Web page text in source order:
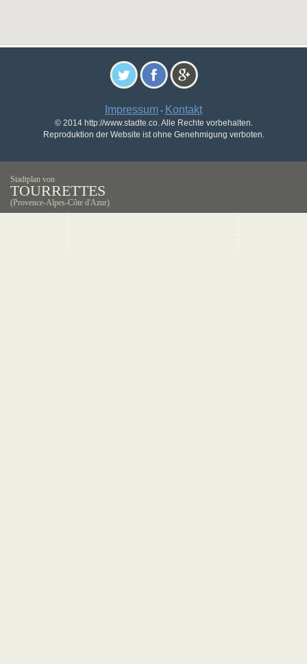
Impressum - Kontakt
© 2014 http://www.stadte.co. Alle Rechte vorbehalten.
Reproduktion der Website ist ohne Genehmigung verboten.
Stadtplan von
TOURRETTES
(Provence-Alpes-Côte d'Azur)